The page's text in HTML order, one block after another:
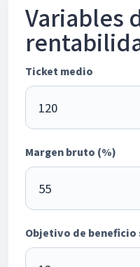
Variables
Ticket medio
Margen bruto (%)
Objetivo de beneficio